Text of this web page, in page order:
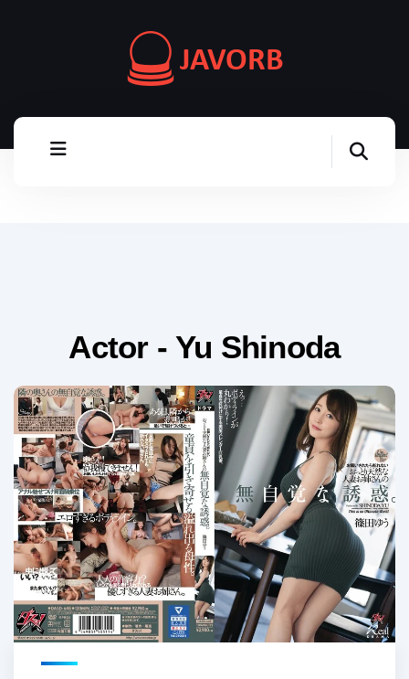
Actor - Yu Shinoda